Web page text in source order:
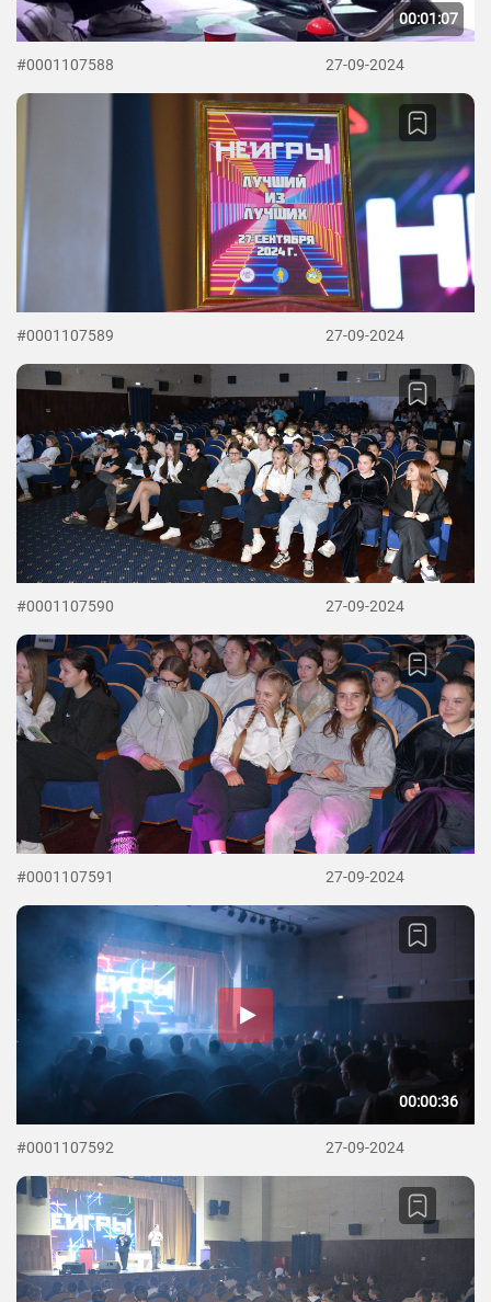
00:01:07
#0001107588 27-09-2024
#0001107589 27-09-2024
#0001107590 27-09-2024
#0001107591 27-09-2024
00:00:36
#0001107592 27-09-2024